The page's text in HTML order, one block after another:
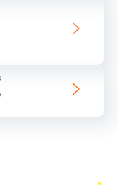
контроллер,